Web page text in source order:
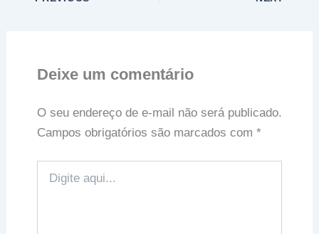
Deixe um comentário
O seu endereço de e-mail não será publicado.
Campos obrigatórios são marcados com *
aqui...